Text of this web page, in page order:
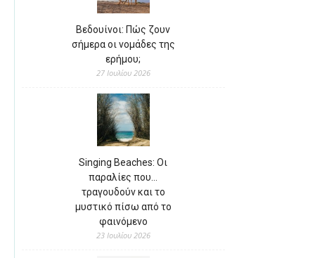
Βεδουίνοι: Πώς ζουν
σήμερα οι νομάδες της
ερήμου;
27 Ιουλίου 2026
Singing Beaches: Οι
παραλίες που…
τραγουδούν και το
μυστικό πίσω από το
φαινόμενο
23 Ιουλίου 2026